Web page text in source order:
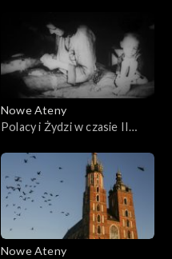
Nowe Ateny
Polacy i Żydzi w czasie II
Nowe Ateny